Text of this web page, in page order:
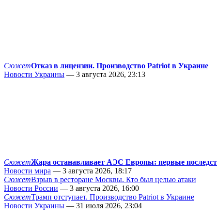
СюжетОтказ в лицензии. Производство Patriot в Украине
Новости Украины — 3 августа 2026, 23:13
СюжетЖара останавливает АЭС Европы: первые
Новости мира — 3 августа 2026, 18:17
СюжетВзрыв в ресторане Москвы. Кто был целью атаки
Новости России — 3 августа 2026, 16:00
СюжетТрамп отступает. Производство Patriot в Украине
Новости Украины — 31 июля 2026, 23:04